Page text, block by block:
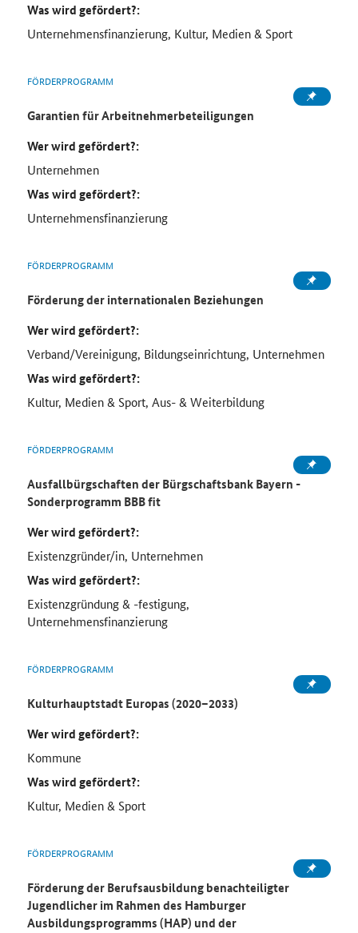
Was wird gefördert?:
Unternehmensfinanzierung, Kultur, Medien & Sport
FÖRDERPROGRAMM
Garantien für Arbeitnehmerbeteiligungen
Wer wird gefördert?:
Unternehmen
Was wird gefördert?:
Unternehmensfinanzierung
FÖRDERPROGRAMM
Förderung der internationalen Beziehungen
Wer wird gefördert?:
Verband/Vereinigung, Bildungseinrichtung, Unternehmen
Was wird gefördert?:
Kultur, Medien & Sport, Aus- & Weiterbildung
FÖRDERPROGRAMM
Ausfallbürgschaften der Bürgschaftsbank Bayern -
Sonderprogramm BBB fit
Wer wird gefördert?:
Existenzgründer/in, Unternehmen
Was wird gefördert?:
Existenzgründung & -festigung,
Unternehmensfinanzierung
FÖRDERPROGRAMM
Kulturhauptstadt Europas (2020–2033)
Wer wird gefördert?:
Kommune
Was wird gefördert?:
Kultur, Medien & Sport
FÖRDERPROGRAMM
Förderung der Berufsausbildung benachteiligter
Jugendlicher im Rahmen des Hamburger
Ausbildungsprogramms (HAP) und der